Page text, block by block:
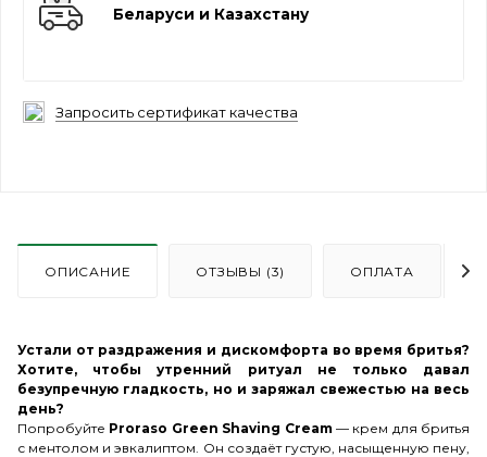
Беларуси и Казахстану
Запросить сертификат качества
ОПИСАНИЕ ОТЗЫВЫ (3) ОПЛАТА
Устали от раздражения и дискомфорта во время бритья?
Хотите, чтобы утренний ритуал не только давал
безупречную гладкость, но и заряжал свежестью на весь
день?
Попробуйте Proraso Green Shaving Cream— крем для бритья
с ментолом и эвкалиптом. Он создаёт густую, насыщенную пену,